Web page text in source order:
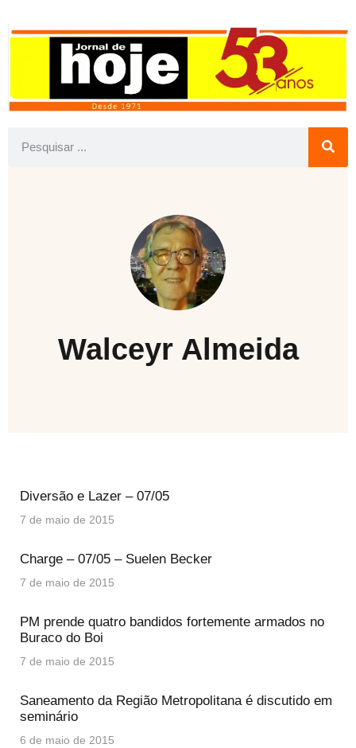
Walceyr Almeida
Diversão e Lazer – 07/05
7 de maio de 2015
Charge – 07/05 – Suelen Becker
7 de maio de 2015
PM prende quatro bandidos fortemente armados no
Buraco do Boi
7 de maio de 2015
Saneamento da Região Metropolitana é discutido em
seminário
6 de maio de 2015